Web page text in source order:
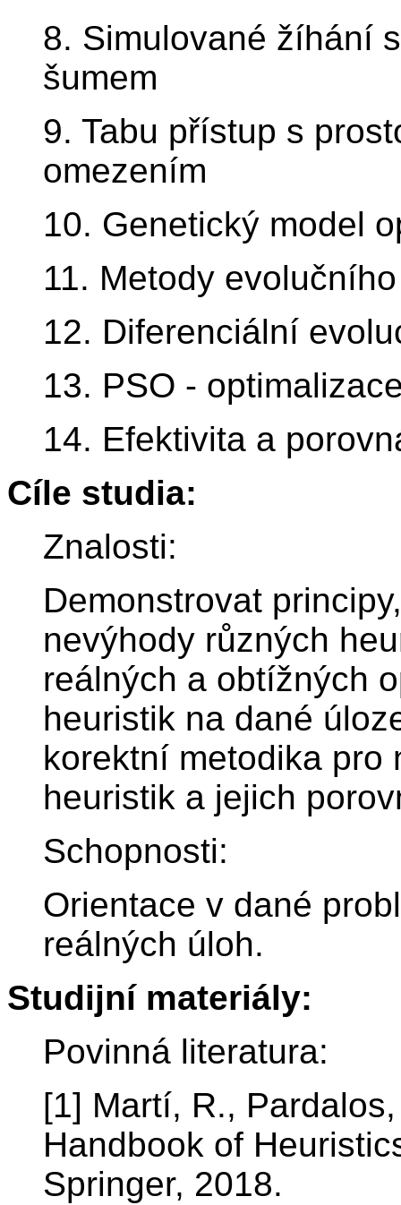
8. Simulované žíhání
šumem
9. Tabu přístup s
omezením
10. Genetický model
11. Metody
12. Diferenciální
13. PSO -
14. Efektivita a
Cíle studia:
Znalosti:
Demonstrovat
nevýhody různých
reálných a obtížných
heuristik na dané
korektní metodika pro
heuristik a jejich
Schopnosti:
Orientace v dané
reálných úloh.
Studijní materiály:
Povinná literatura:
[1] Martí, R.,
Handbook of
Springer, 2018.